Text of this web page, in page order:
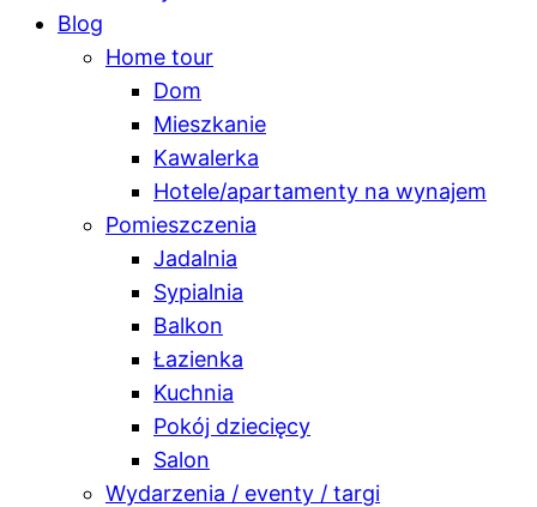
Blog
Home tour
Dom
Mieszkanie
Kawalerka
Hotele/apartamenty na wynajem
Pomieszczenia
Jadalnia
Sypialnia
Balkon
Łazienka
Kuchnia
Pokój dziecięcy
Salon
Wydarzenia / eventy / targi